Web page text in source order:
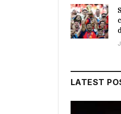
LATEST